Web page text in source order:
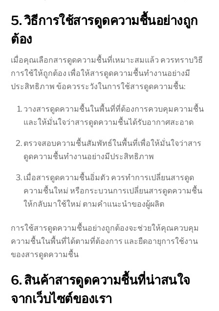
5. วิธีการใช้สารดูดความชื้นอย่างถูก
ต้อง
เมื่อคุณเลือกสารดูดความชื้นที่เหมาะสมแล้ว ควรทราบวิธี
การใช้ให้ถูกต้อง เพื่อให้สารดูดความชื้นทำงานอย่างมี
ประสิทธิภาพ ข้อควรระวังในการใช้สารดูดความชื้น:
วางสารดูดความชื้นในพื้นที่ที่ต้องการควบคุมความชื้น
และให้มั่นใจว่าสารดูดความชื้นได้รับอากาศสะอาด
ตรวจสอบความชื้นสัมพัทธ์ในพื้นที่เพื่อให้มั่นใจว่าสาร
ดูดความชื้นทำงานอย่างมีประสิทธิภาพ
เมื่อสารดูดความชื้นอิ่มตัว ควรทำการเปลี่ยนสารดูด
ความชื้นใหม่ หรือกระบวนการเปลี่ยนสารดูดความชื้น
ให้กลับมาใช้ใหม่ ตามคำแนะนำของผู้ผลิต
การใช้สารดูดความชื้นอย่างถูกต้องจะช่วยให้คุณควบคุม
ความชื้นในพื้นที่ได้ตามที่ต้องการ และยืดอายุการใช้งาน
ของสารดูดความชื้น
6. สินค้าสารดูดความชื้นที่น่าสนใจ
จากเว็บไซต์ของเรา